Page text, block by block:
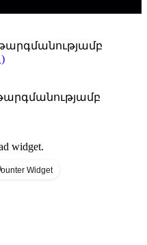
թարգմանությամբ
widget.
Widget